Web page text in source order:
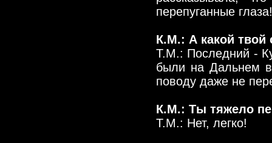
перепуганные глаза!
К.М.: А какой твой
Т.М.: Последний -
были на Дальнем
поводу даже не
К.М.: Ты тяжело
Т.М.: Нет, легко!